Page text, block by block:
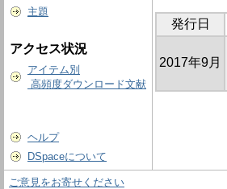
主題
アクセス状況
アイテム別
高頻度ダウンロード文献
ヘルプ
DSpaceについて
発行日
2017年9月
ご意見をお寄せください